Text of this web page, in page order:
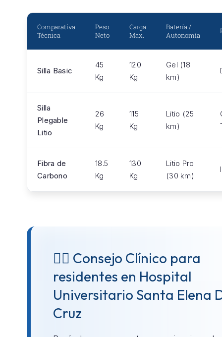
Comparativa
Técnica
Peso
Neto
Carga
Max.
Batería /
Autonomía
Silla Basic
45
Kg
120
Kg
Gel (18
km)
Silla
Plegable
Litio
26
Kg
115
Kg
Litio (25
km)
Fibra de
Carbono
18.5
Kg
130
Kg
Litio Pro
(30 km)
👨‍⚕️ Consejo Clínico para
residentes en Hospital
Universitario Santa Elena
Cruz